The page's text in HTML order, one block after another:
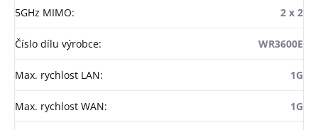
5GHz MIMO: 2 x 2
Číslo dílu výrobce: WR3600E
Max. rychlost LAN: 1G
Max. rychlost WAN: 1G